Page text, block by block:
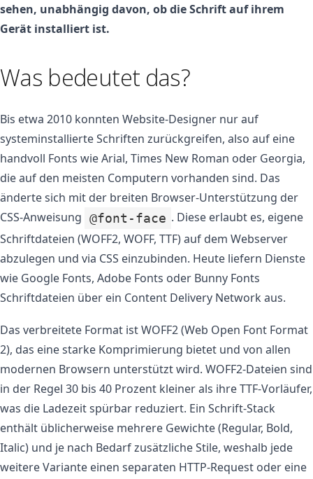
sehen, unabhängig davon, ob die Schrift auf ihrem
Gerät installiert ist.
Was bedeutet das?
Bis etwa 2010 konnten Website-Designer nur auf
systeminstallierte Schriften zurückgreifen, also auf eine
handvoll Fonts wie Arial, Times New Roman oder Georgia,
die auf den meisten Computern vorhanden sind. Das
änderte sich mit der breiten Browser-Unterstützung der
CSS-Anweisung @font-face . Diese erlaubt es, eigene
Schriftdateien (WOFF2, WOFF, TTF) auf dem Webserver
abzulegen und via CSS einzubinden. Heute liefern Dienste
wie Google Fonts, Adobe Fonts oder Bunny Fonts
Schriftdateien über ein Content Delivery Network aus.
Das verbreitete Format ist WOFF2 (Web Open Font Format
2), das eine starke Komprimierung bietet und von allen
modernen Browsern unterstützt wird. WOFF2-Dateien sind
in der Regel 30 bis 40 Prozent kleiner als ihre TTF-Vorläufer,
was die Ladezeit spürbar reduziert. Ein Schrift-Stack
enthält üblicherweise mehrere Gewichte (Regular, Bold,
Italic) und je nach Bedarf zusätzliche Stile, weshalb jede
weitere Variante einen separaten HTTP-Request oder eine